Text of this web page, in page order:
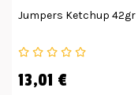
Jumpers Ketchup 42gr
13,01 €